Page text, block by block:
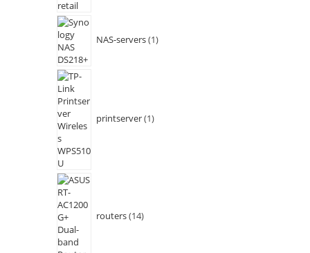
NAS-servers 1
printserver 1
routers 14